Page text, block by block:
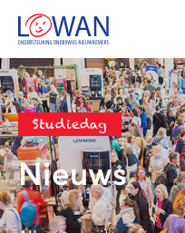
Studiedag
Nieuws